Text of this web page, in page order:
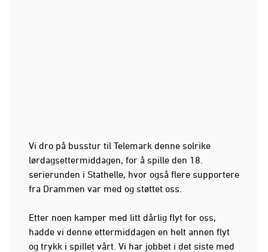
Vi dro på busstur til Telemark denne solrike
lørdagsettermiddagen, for å spille den 18.
serierunden i Stathelle, hvor også flere supportere
fra Drammen var med og støttet oss.
Etter noen kamper med litt dårlig flyt for oss,
hadde vi denne ettermiddagen en helt annen flyt
og trykk i spillet vårt. Vi har jobbet i det siste med